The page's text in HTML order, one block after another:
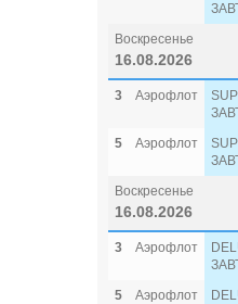
Воскресенье
16.08.2026
3 Аэрофлот
5
Аэрофлот
Воскресенье
16.08.2026
3 Аэрофлот
5
Аэрофлот